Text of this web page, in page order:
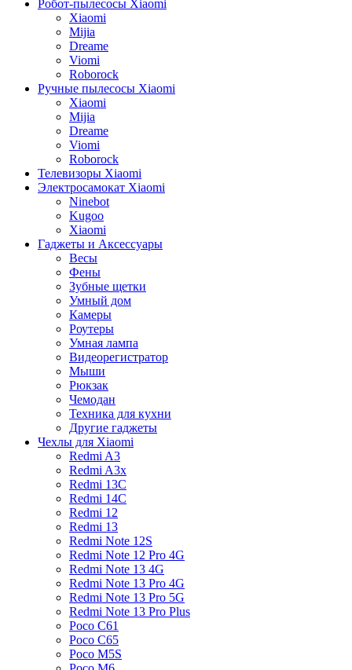
Робот-пылесосы Xiaomi
Xiaomi
Mijia
Dreame
Viomi
Roborock
Ручные пылесосы Xiaomi
Xiaomi
Mijia
Dreame
Viomi
Roborock
Телевизоры Xiaomi
Электросамокат Xiaomi
Ninebot
Kugoo
Xiaomi
Гаджеты и Аксессуары
Весы
Фены
Зубные щетки
Умный дом
Камеры
Роутеры
Умная лампа
Видеорегистратор
Мыши
Рюкзак
Чемодан
Техника для кухни
Другие гаджеты
Чехлы для Xiaomi
Redmi A3
Redmi A3x
Redmi 13C
Redmi 14C
Redmi 12
Redmi 13
Redmi Note 12S
Redmi Note 12 Pro 4G
Redmi Note 13 4G
Redmi Note 13 Pro 4G
Redmi Note 13 Pro 5G
Redmi Note 13 Pro Plus
Poco C61
Poco C65
Poco M5S